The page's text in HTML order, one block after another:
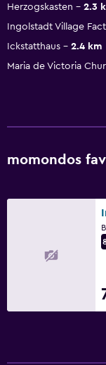
Herzogskasten
2.3
Ingolstadt Village
Ickstatthaus
2.4 km
Maria de Victoria
momondos